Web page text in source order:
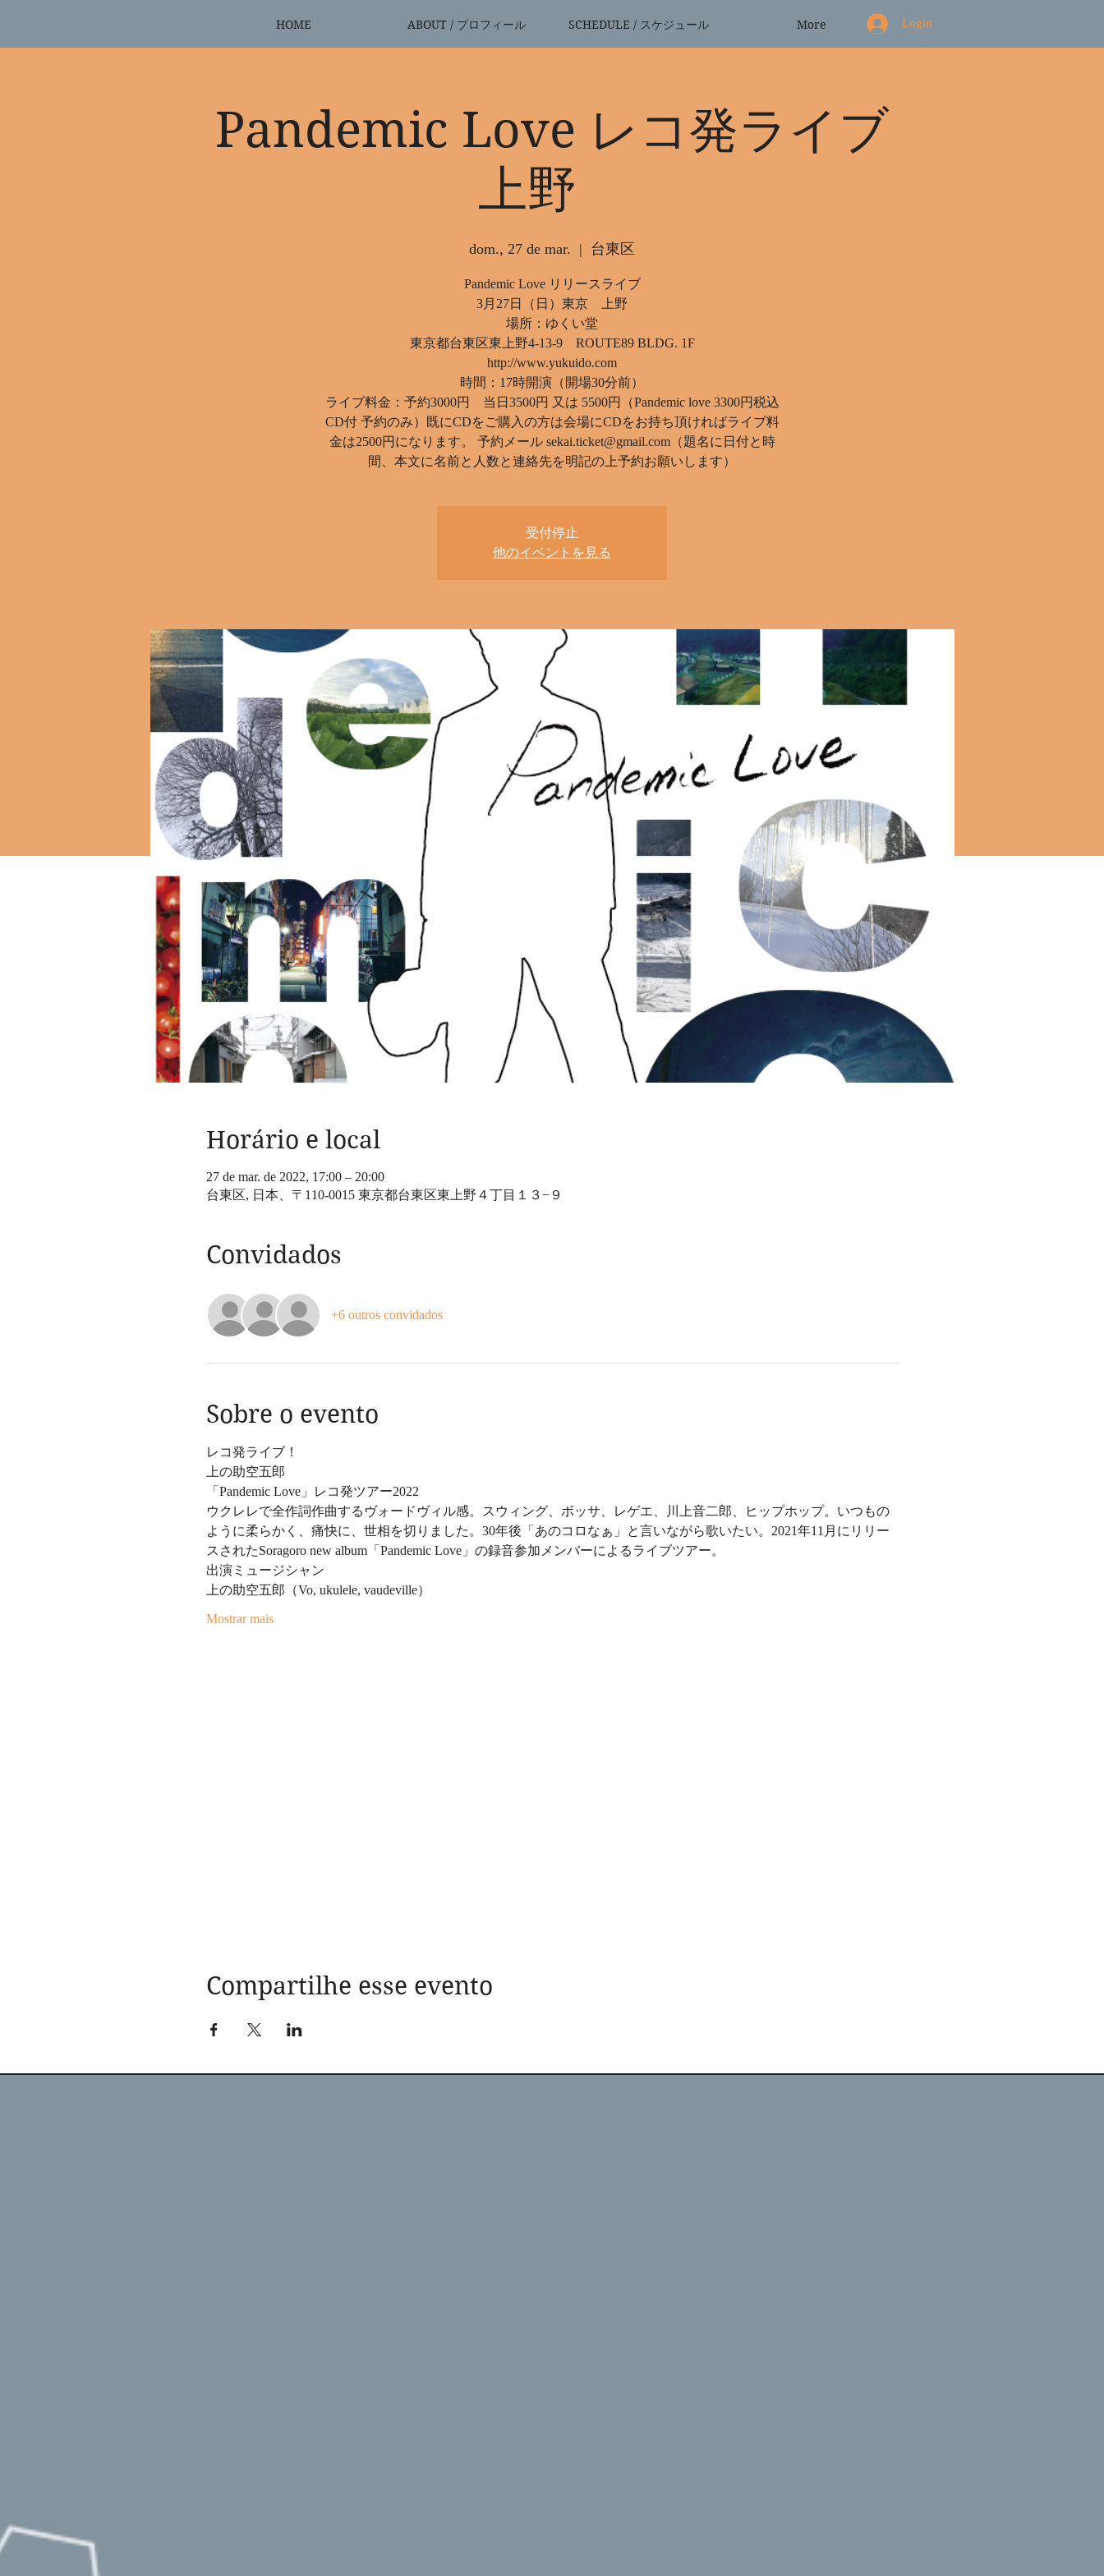
HOME ABOUT / プロフィール SCHEDULE / スケジュール More Login
Pandemic Love レコ発ライブ
上野
dom., 27 de mar.
  |
台東区
Pandemic Love リリースライブ
3月27日（日）東京 上野
場所：ゆくい堂
東京都台東区東上野4-13-9 ROUTE89 BLDG. 1F
http://www.yukuido.com
時間：17時開演（開場30分前）
ライブ料金：予約3000円 当日3500円 又は 5500円（Pandemic love 3300円税込
CD付 予約のみ）既にCDをご購入の方は会場にCDをお持ち頂ければライブ料
金は2500円になります。 予約メール sekai.ticket@gmail.com（題名に日付と時
間、本文に名前と人数と連絡先を明記の上予約お願いします）
受付停止
他のイベントを見る
Horário e local
27 de mar. de 2022, 17:00 – 20:00
台東区, 日本、〒110-0015 東京都台東区東上野４丁目１３−９
Convidados
+6 outros convidados
Sobre o evento
レコ発ライブ！
上の助空五郎
「Pandemic Love」レコ発ツアー2022
ウクレレで全作詞作曲するヴォードヴィル感。スウィング、ボッサ、レゲエ、川上音二郎、ヒップホップ。いつもの
ように柔らかく、痛快に、世相を切りました。30年後「あのコロなぁ」と言いながら歌いたい。2021年11月にリリー
スされたSoragoro new album「Pandemic Love」の録音参加メンバーによるライブツアー。
出演ミュージシャン
上の助空五郎（Vo, ukulele, vaudeville）
Mostrar mais
Compartilhe esse evento